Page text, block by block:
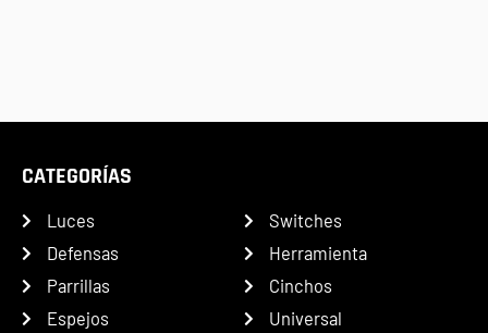
CATEGORÍAS
Luces
Defensas
Parrillas
Espejos
Switches
Herramienta
Cinchos
Universal